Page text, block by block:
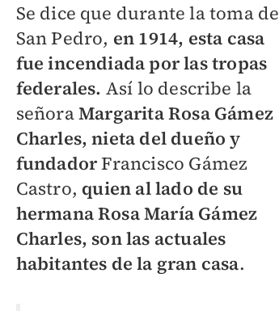
Se dice que durante la toma de
San Pedro, en 1914, esta casa
fue incendiada por las tropas
federales. Así lo describe la
señoraMargarita Rosa Gámez
Charles, nieta del dueño y
fundadorFrancisco Gámez
Castro, quien al lado de su
hermana Rosa María Gámez
Charles, son las actuales
habitantes de la gran casa.